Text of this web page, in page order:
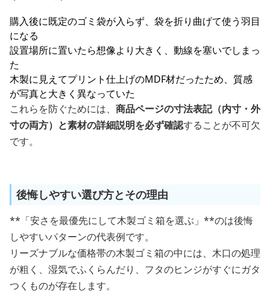
購入後に既定のゴミ袋が入らず、袋を折り曲げて使う羽目
になる
設置場所に置いたら想像より大きく、動線を塞いでしまっ
た
木製に見えてプリント仕上げのMDF材だったため、質感
が写真と大きく異なっていた
これらを防ぐためには、 商品ページの寸法表記（内寸・外
寸の両方）と素材の詳細説明を必ず確認することが不可欠
です。
後悔しやすい選び方とその理由
**「安さを最優先にして木製ゴミ箱を選ぶ」**のは後悔
しやすいパターンの代表例です。
リーズナブルな価格帯の木製ゴミ箱の中には、木口の処理
が粗く、湿気でふくらんだり、フタのヒンジがすぐにガタ
つくものが存在します。